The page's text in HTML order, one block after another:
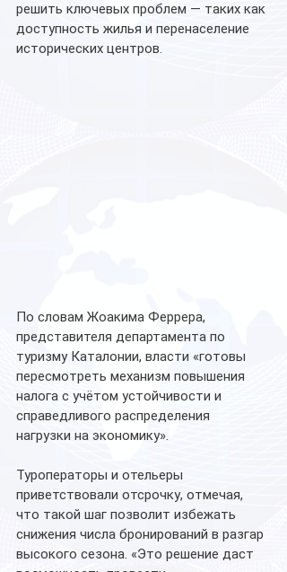
решить ключевых проблем — таких как
доступность жилья и перенаселение
исторических центров.
По словам Жоакима Феррера,
представителя департамента по
туризму Каталонии, власти «готовы
пересмотреть механизм повышения
налога с учётом устойчивости и
справедливого распределения
нагрузки на экономику».
Туроператоры и отельеры
приветствовали отсрочку, отмечая,
что такой шаг позволит избежать
снижения числа бронирований в разгар
высокого сезона. «Это решение даст